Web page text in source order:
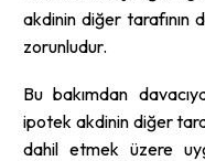
akdinin diğer tarafının
zorunludur.
Bu bakımdan
ipotek akdinin diğer
dahil etmek üzere